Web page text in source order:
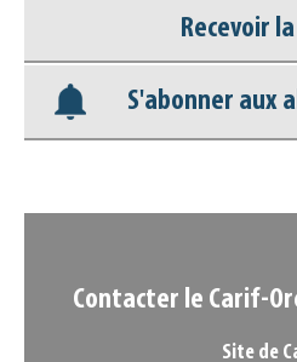
Base
Nos veilles
Recevoir
S'abonner aux
Contacter le Carif-
Site de